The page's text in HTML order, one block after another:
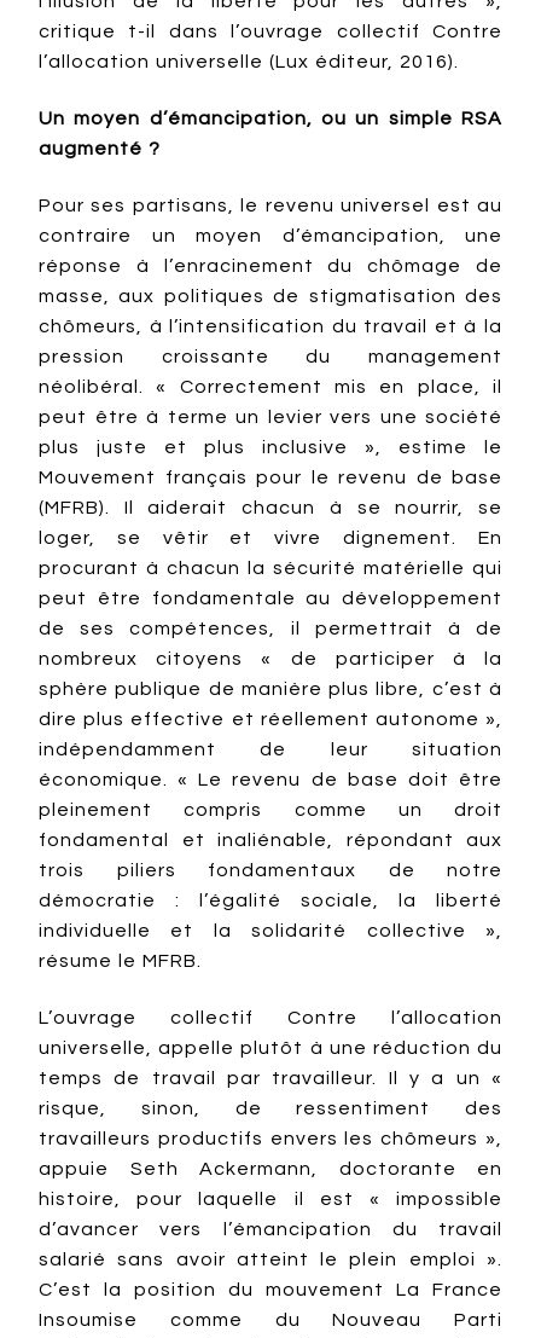
critique t-il dans l’ouvrage collectif Contre
l’allocation universelle (Lux éditeur, 2016).
Un moyen d’émancipation, ou un simple RSA
augmenté ?
Pour ses partisans, le revenu universel est au
contraire un moyen d’émancipation, une
réponse à l’enracinement du chômage de
masse, aux politiques de stigmatisation des
chômeurs, à l’intensification du travail et à la
pression croissante du management
néolibéral. « Correctement mis en place, il
peut être à terme un levier vers une société
plus juste et plus inclusive », estime le
Mouvement français pour le revenu de base
(MFRB). Il aiderait chacun à se nourrir, se
loger, se vêtir et vivre dignement. En
procurant à chacun la sécurité matérielle qui
peut être fondamentale au développement
de ses compétences, il permettrait à de
nombreux citoyens « de participer à la
sphère publique de manière plus libre, c’est à
dire plus effective et réellement autonome »,
indépendamment de leur situation
économique. « Le revenu de base doit être
pleinement compris comme un droit
fondamental et inaliénable, répondant aux
trois piliers fondamentaux de notre
démocratie : l’égalité sociale, la liberté
individuelle et la solidarité collective »,
résume le MFRB.
L’ouvrage collectif Contre l’allocation
universelle, appelle plutôt à une réduction du
temps de travail par travailleur. Il y a un «
risque, sinon, de ressentiment des
travailleurs productifs envers les chômeurs »,
appuie Seth Ackermann, doctorante en
histoire, pour laquelle il est « impossible
d’avancer vers l’émancipation du travail
salarié sans avoir atteint le plein emploi ».
C’est la position du mouvement La France
Insoumise comme du Nouveau Parti